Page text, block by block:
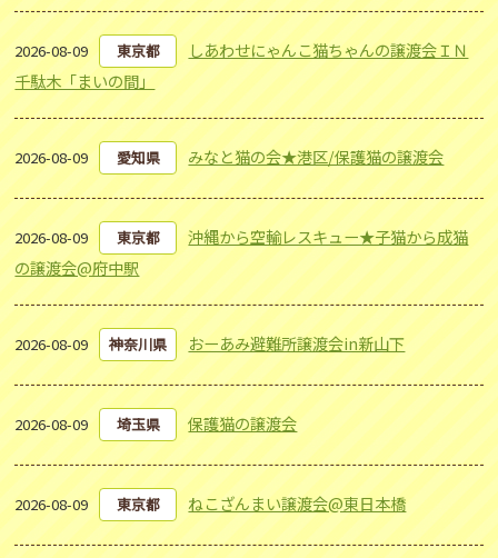
2026-08-09 東京都
しあわせにゃんこ猫ちゃんの譲渡会ＩＮ
千駄木「まいの間」
2026-08-09 愛知県 みなと猫の会★港区/保護猫の譲渡会
2026-08-09 東京都
沖縄から空輸レスキュー★子猫から成猫
の譲渡会@府中駅
2026-08-09 神奈川県 おーあみ避難所譲渡会in新山下
2026-08-09 埼玉県 保護猫の譲渡会
2026-08-09 東京都 ねこざんまい譲渡会@東日本橋